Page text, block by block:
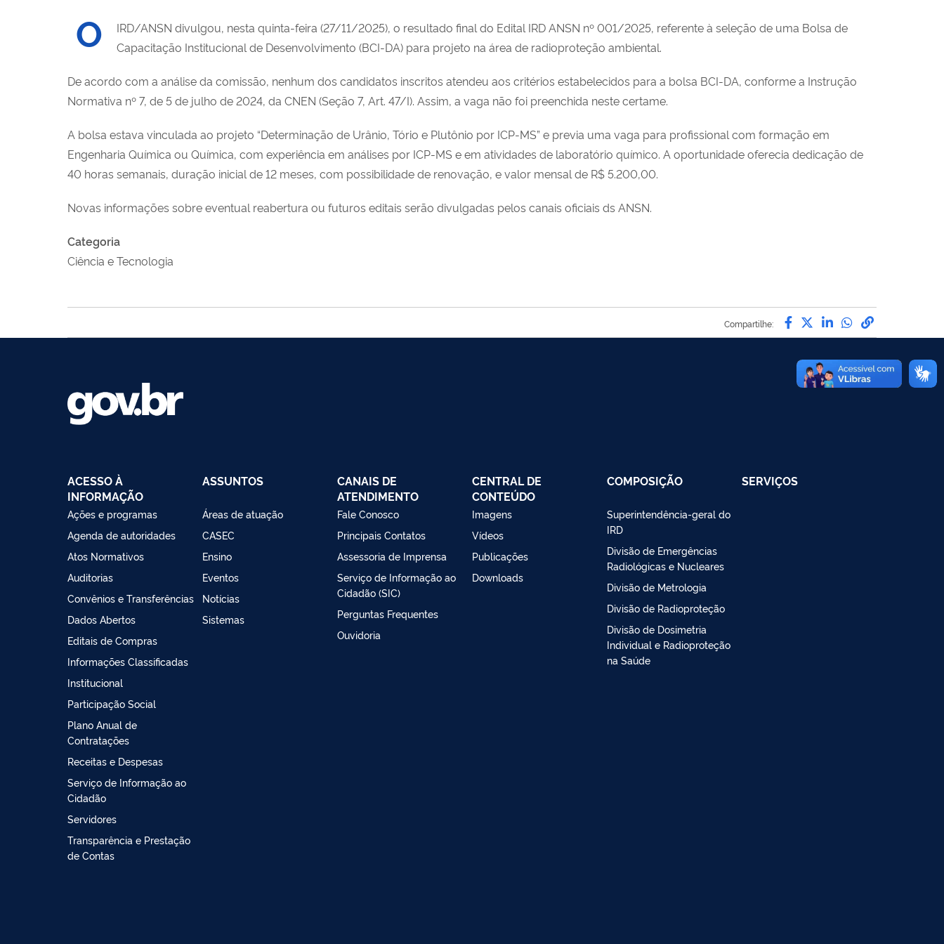
O
IRD/ANSN divulgou, nesta quinta-feira (27/11/2025), o resultado final do Edital IRD ANSN nº 001/2025, referente à seleção de uma Bolsa de
Capacitação Institucional de Desenvolvimento (BCI-DA) para projeto na área de radioproteção ambiental.
De acordo com a análise da comissão, nenhum dos candidatos inscritos atendeu aos critérios estabelecidos para a bolsa BCI-DA, conforme a Instrução
Normativa nº 7, de 5 de julho de 2024, da CNEN (Seção 7, Art. 47/I). Assim, a vaga não foi preenchida neste certame.
A bolsa estava vinculada ao projeto “Determinação de Urânio, Tório e Plutônio por ICP-MS” e previa uma vaga para profissional com formação em
Engenharia Química ou Química, com experiência em análises por ICP-MS e em atividades de laboratório químico. A oportunidade oferecia dedicação de
40 horas semanais, duração inicial de 12 meses, com possibilidade de renovação, e valor mensal de R$ 5.200,00.
Novas informações sobre eventual reabertura ou futuros editais serão divulgadas pelos canais oficiais ds ANSN.
Categoria
Ciência e Tecnologia
Compartilhe: Compartilhe por
Compartilhe por
Compartilhe por
Compartilhe
link para
ACESSO À
INFORMAÇÃO
Ações e programas
Agenda de autoridades
Atos Normativos
Auditorias
Convênios e Transferências
Dados Abertos
Editais de Compras
Informações Classificadas
Institucional
Participação Social
Plano Anual de
Contratações
Receitas e Despesas
Serviço de Informação ao
Cidadão
Servidores
Transparência e Prestação
de Contas
ASSUNTOS
Áreas de atuação
CASEC
Ensino
Eventos
Notícias
Sistemas
CANAIS DE
ATENDIMENTO
Fale Conosco
Principais Contatos
Assessoria de Imprensa
Serviço de Informação ao
Cidadão (SIC)
Perguntas Frequentes
Ouvidoria
CENTRAL DE
CONTEÚDO
Imagens
Vídeos
Publicações
Downloads
COMPOSIÇÃO
Superintendência-geral do
IRD
Divisão de Emergências
Radiológicas e Nucleares
Divisão de Metrologia
Divisão de Radioproteção
Divisão de Dosimetria
Individual e Radioproteção
na Saúde
SERVIÇOS